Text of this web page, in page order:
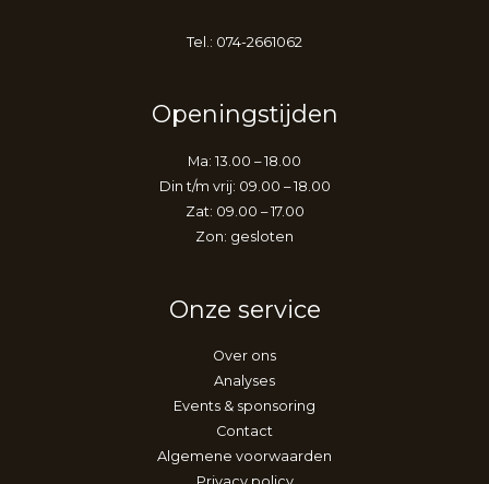
Tel.: 074-2661062
Openingstijden
Ma: 13.00 – 18.00
Din t/m vrij: 09.00 – 18.00
Zat: 09.00 – 17.00
Zon: gesloten
Onze service
Over ons
Analyses
Events & sponsoring
Contact
Algemene voorwaarden